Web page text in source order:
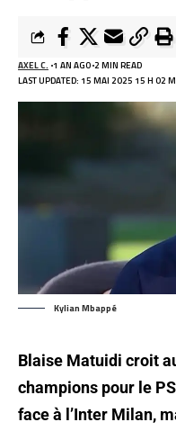
LAST UPDATED: 15 MAI 2025 15 H 02
AXEL C. 1 AN AGO 2 MIN READ
Kylian Mbappé
Blaise Matuidi croit
champions pour le
face à l’Inter Milan,